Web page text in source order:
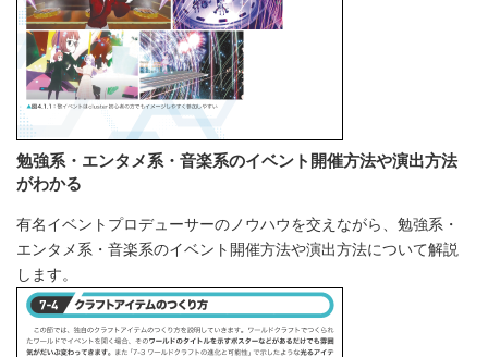
勉強系・エンタメ系・音楽系のイベント開催方法や演出方法
がわかる
有名イベントプロデューサーのノウハウを交えながら、勉強系・
エンタメ系・音楽系のイベント開催方法や演出方法について解説
します。